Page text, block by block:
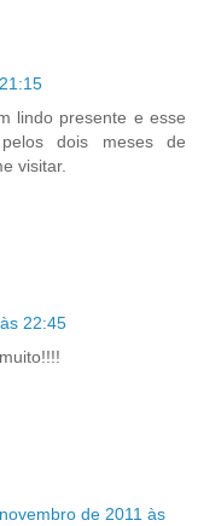
lindo presente e esse
dois meses de
visitar.
22:45
de 2011 às